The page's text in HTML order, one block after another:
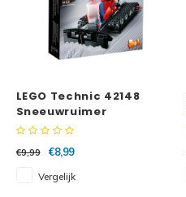
LEGO Technic 42148
Sneeuwruimer
€9,99
€8,99
Vergelijk